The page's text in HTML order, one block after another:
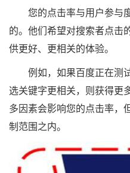
您的点击率与用户参与
的。他们希望对搜索者点击
供更好、更相关的体验。
例如，如果百度正在测
选关键字更相关，则获得更
多因素会影响您的点击率，
制范围之内。